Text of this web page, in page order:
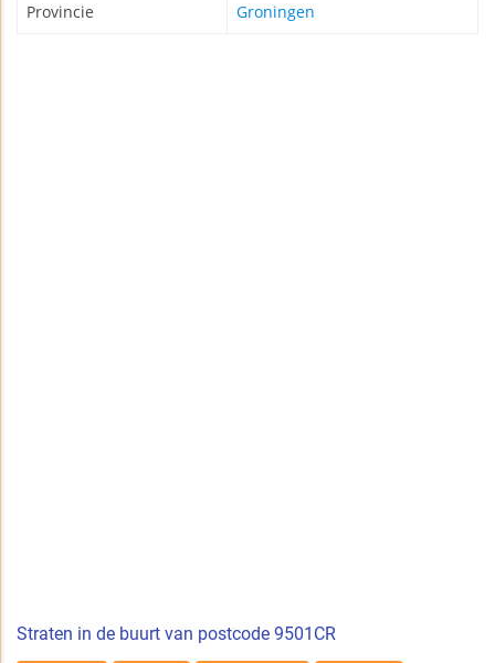
Provincie Groningen
Straten in de buurt van postcode 9501CR